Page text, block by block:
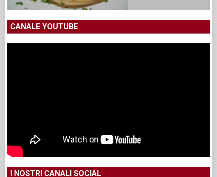
CANALE YOUTUBE
I NOSTRI CANALI SOCIAL